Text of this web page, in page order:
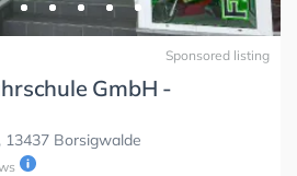
Sponsored listing
GmbH -
13437 Borsigwalde